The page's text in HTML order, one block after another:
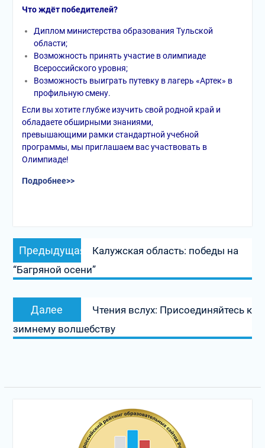
Что ждёт победителей?
Диплом министерства образования Тульской
области;
Возможность принять участие в олимпиаде
Всероссийского уровня;
Возможность выиграть путевку в лагерь «Артек» в
профильную смену.
Если вы хотите глубже изучить свой родной край и
обладаете обширными знаниями,
превышающими рамки стандартной учебной
программы, мы приглашаем вас участвовать в
Олимпиаде!
Подробнее>>
Навигация
по
записям
Предыдущая
запись:
Калужская область: победы на
“Багряной осени”
Далее
запись:
Чтения вслух: Присоединяйтесь к
зимнему волшебству